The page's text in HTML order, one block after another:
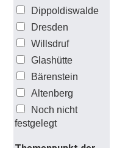
Dippoldiswalde
Dresden
Willsdruf
Glashütte
Bärenstein
Altenberg
Noch nicht
festgelegt